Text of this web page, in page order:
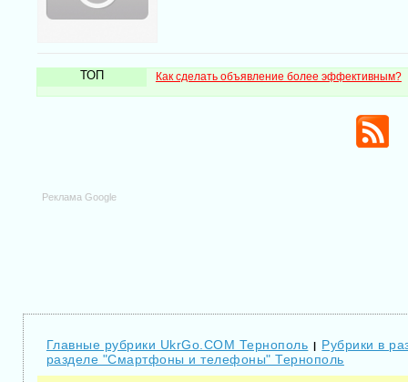
ТОП Как сделать объявление более эффективным?
Реклама Google
Главные рубрики UkrGo.COM Тернополь | Рубрики в
разделе "Смартфоны и телефоны" Тернополь